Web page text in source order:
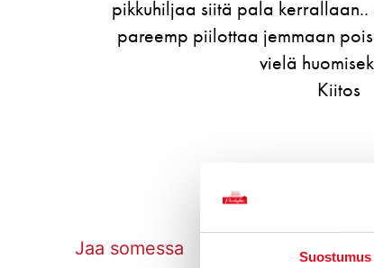
Suostumus
Jaa somessa